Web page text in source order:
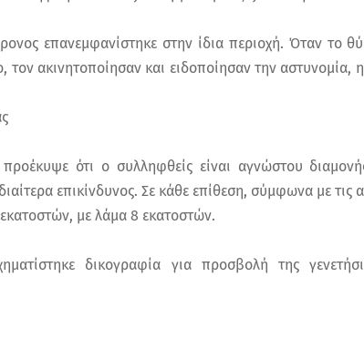
επανεμφανίστηκε στην ίδια περιοχή. Όταν το
τον ακινητοποίησαν και ειδοποίησαν την
ότι ο συλληφθείς είναι αγνώστου
επικίνδυνος. Σε κάθε επίθεση, σύμφωνα με τις
με λάμα 8 εκατοστών.
δικογραφία για προσβολή της